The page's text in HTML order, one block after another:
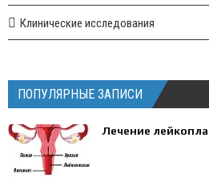
Клинические исследования
ПОПУЛЯРНЫЕ ЗАПИСИ
Лечение